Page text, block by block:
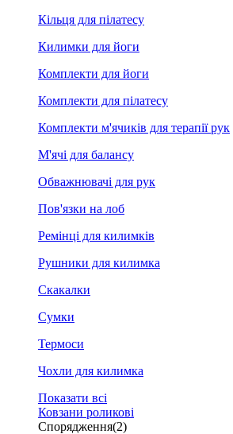
Кільця для пілатесу
Килимки для йоги
Комплекти для йоги
Комплекти для пілатесу
Комплекти м'ячиків для терапії рук
М'ячі для балансу
Обважнювачі для рук
Пов'язки на лоб
Ремінці для килимків
Рушники для килимка
Скакалки
Сумки
Термоси
Чохли для килимка
Показати всі
Ковзани роликові
Спорядження(2)